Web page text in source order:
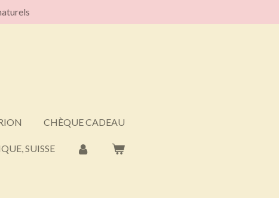
CHÈQUE CADEAU
SUISSE